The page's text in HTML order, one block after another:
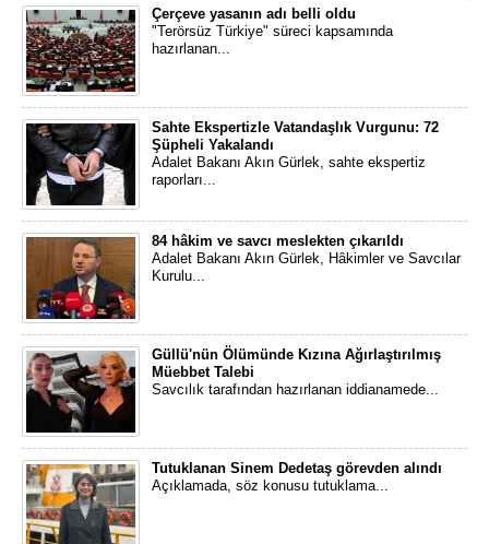
Çerçeve yasanın adı belli oldu
"Terörsüz Türkiye" süreci kapsamında
hazırlanan...
Sahte Ekspertizle Vatandaşlık Vurgunu: 72
Şüpheli Yakalandı
Adalet Bakanı Akın Gürlek, sahte ekspertiz
raporları...
84 hâkim ve savcı meslekten çıkarıldı
Adalet Bakanı Akın Gürlek, Hâkimler ve Savcılar
Kurulu...
Güllü'nün Ölümünde Kızına Ağırlaştırılmış
Müebbet Talebi
Savcılık tarafından hazırlanan iddianamede...
Tutuklanan Sinem Dedetaş görevden alındı
Açıklamada, söz konusu tutuklama...